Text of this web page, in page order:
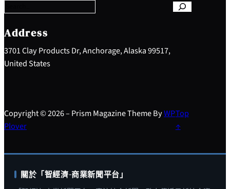
c
h
Address
3701 Clay Products Dr, Anchorage, Alaska 99517,
United States
Copyright © 2026 – Prism Magazine Theme ByWP
Plover
Top
↑
關於「智經濟-商業新聞平台」